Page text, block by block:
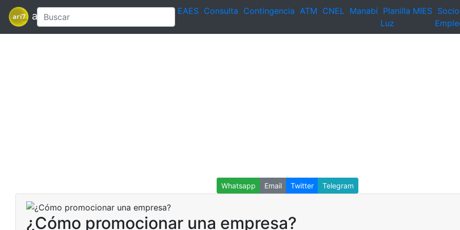
ari7 EAES Consulta Contingencia ATM CNEL Manabí Planilla
Luz
MIES Socio
Whatsapp Email Twitter Telegram
¿Cómo promocionar una empresa?